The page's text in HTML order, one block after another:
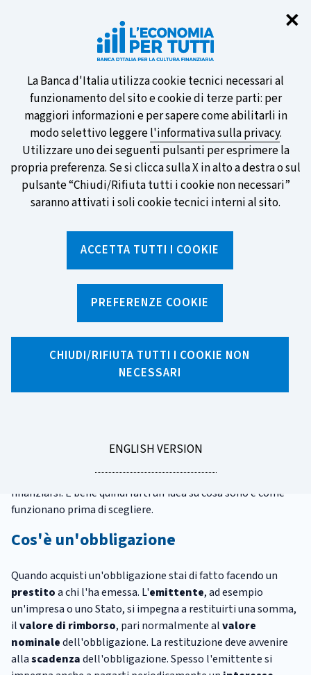
✕
Informativa
sui
cookie
La Banca d'Italia utilizza cookie tecnici necessari al
funzionamento del sito e cookie di terze parti: per
maggiori informazioni e per sapere come abilitarli in
modo selettivo leggerel'informativa sulla privacy.
Utilizzare uno dei seguenti pulsanti per esprimere la
propria preferenza. Se si clicca sulla X in alto a destra o sul
pulsante “Chiudi/Rifiuta tutti i cookie non necessari”
saranno attivati i soli cookie tecnici interni al sito.
ACCETTA TUTTI I COOKIE
PREFERENZE COOKIE
CHIUDI/RIFIUTA TUTTI I COOKIE NON
NECESSARI
GO
ENGLISH VERSION
Partecipa al sondaggio della BCE
sulle nuove banconote e vota la tua
preferita!
SCOPRI DI PIÙ
Facebook
LinkedinWhatsApp
Email
Obbligazioni
rischiose rispetto a queste ultime. Il livello di
e al soggetto che le ha emesse, cioè che le ha create per
finanziarsi. È bene quindi farti un'idea su cosa sono e come
funzionano prima di scegliere.
Cos'è un'obbligazione
Quando acquisti un'obbligazione stai di fatto facendo un
prestitoa chi l'ha emessa. L'emittente, ad esempio
un'impresa o uno Stato, si impegna a restituirti una somma,
ilvalore di rimborso, pari normalmente alvalore
nominaledell'obbligazione. La restituzione deve avvenire
allascadenzadell'obbligazione. Spesso l'emittente si